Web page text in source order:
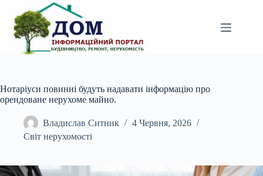
вмісту
Нотаріуси повинні будуть надавати інформацію про
орендоване нерухоме майно.
Владислав Ситник
4 Червня, 2026
Світ нерухомості